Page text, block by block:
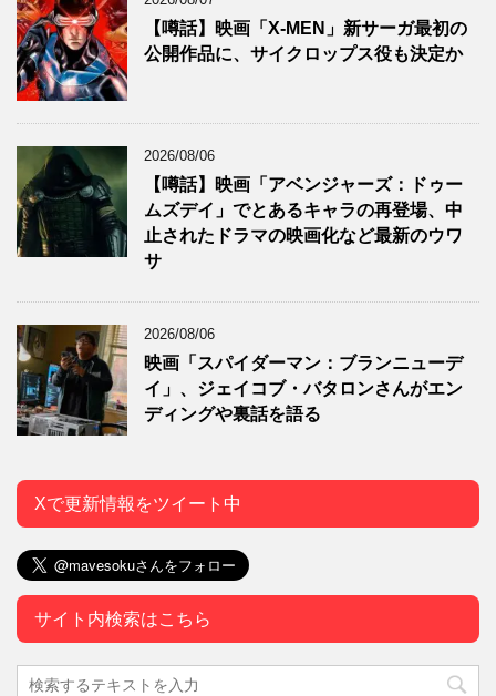
【噂話】映画「X-MEN」新サーガ最初の
公開作品に、サイクロップス役も決定か
2026/08/06
【噂話】映画「アベンジャーズ：ドゥー
ムズデイ」でとあるキャラの再登場、中
止されたドラマの映画化など最新のウワ
サ
2026/08/06
映画「スパイダーマン：ブランニューデ
イ」、ジェイコブ・バタロンさんがエン
ディングや裏話を語る
Xで更新情報をツイート中
サイト内検索はこちら